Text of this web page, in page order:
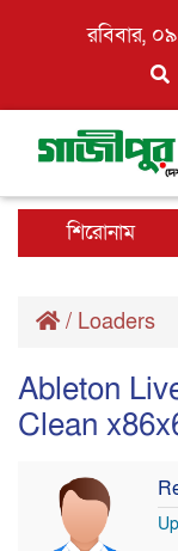
রবিবার,
শিরোনাম
/ Loaders
Ableton
Clean